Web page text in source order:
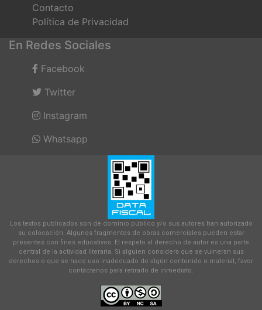
Contacto
Política de Privacidad
En Redes Sociales
Facebook
Twitter
Instagram
Whatsapp
Los textos publicados son de dominio público y/o sus autores han autorizado
su colocación. Algunos fragmentos de obras comerciales pueden estar
presentes con fines educativos. El respeto al derecho de autor es una parte
central de la actividad literaria. Si alguien considera que se vulneran sus
derechos o que se hace uso inadecuado de algún contenido o material, favor
contáctenos para retirarlo de inmediato.